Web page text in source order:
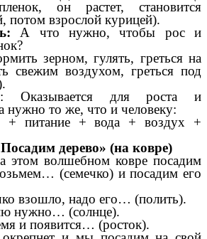
он растет, становится
потом взрослой курицей).
А что нужно, чтобы рос и
зерном, гулять, греться на
свежим воздухом, греться под
Оказывается для роста и
нужно то же, что и человеку:
+ питание + вода + воздух +
дерево» (на ковре)
этом волшебном ковре посадим
(семечко) и посадим его
взошло, надо его… (полить).
нужно… (солнце).
и появится… (росток).